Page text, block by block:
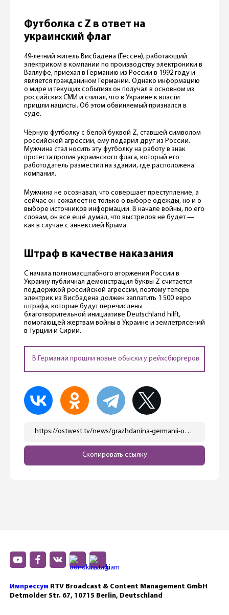
Футболка c Z в ответ на
украинский флаг
49-летний житель Висбадена (Гессен), работающий
электриком в компании по производству электроники в
Валлуфе, приехал в Германию из России в 1992 году и
является гражданином Германии. Однако информацию
о мире и текущих событиях он получал в основном из
российских СМИ и считал, что в Украине к власти
пришли нацисты. Об этом обвиняемый признался в
суде.
Чёрную футболку с белой буквой Z, ставшей символом
российской агрессии, ему подарил друг из России.
Мужчина стал носить эту футболку на работу в знак
протеста против украинского флага, который его
работодатель разместил на здании, где расположена
компания.
Мужчина не осознавал, что совершает преступление, а
сейчас он сожалеет не только о выборе одежды, но и о
выборе источников информации. В начале войны, по его
словам, он все ещё думал, что выстрелов не будет —
как в случае с аннексией Крыма.
Штраф в качестве наказания
С начала полномасштабного вторжения России в
Украину публичная демонстрация буквы Z считается
поддержкой российской агрессии, поэтому теперь
электрик из Висбадена должен заплатить 1 500 евро
штрафа, которые будут перечислены
благотворительной инициативе Deutschland hilft,
помогающей жертвам войны в Украине и землетрясений
в Турции и Сирии.
В Германии прошли новые обыски у рейхсбюргеров
https://ostwest.tv/news/grazhdanina-germanii-oshtrafovali-na-1500-evro-za-simvol-z-na-futbolke/
Скопировать ссылку
Импрессум RTV Broadcast & Content Management GmbH
Detmolder Str. 67, 10715 Berlin, Deutschland